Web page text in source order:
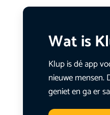
Wat is
Klup is dé app
nieuwe mensen.
geniet en ga er